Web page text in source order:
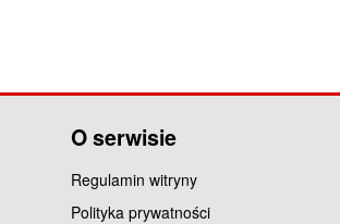
O serwisie
Regulamin witryny
Polityka prywatności